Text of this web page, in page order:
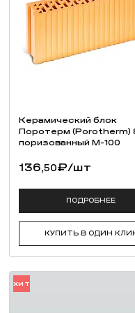
на изнаночную сторону
окружающего воздуха
условий (палящее
Керамический блок
Поротерм (Porotherm)
поризованный М-100
136,50₽/шт
ПОДРОБНЕЕ
КУПИТЬ В ОДИН
ХИТ